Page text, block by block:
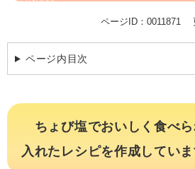
ページID：0011871
ページ内目次
ちょび塩でおいしく食べら
入れたレシピを作成していま